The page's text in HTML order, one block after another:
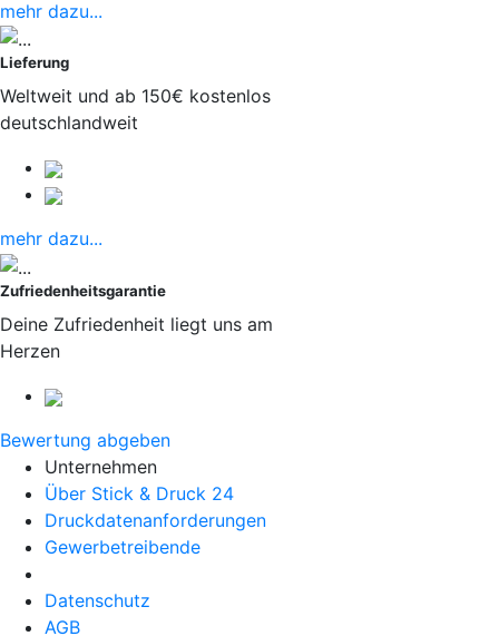
mehr dazu...
Lieferung
Weltweit und ab 150€ kostenlos
deutschlandweit
mehr dazu...
Zufriedenheitsgarantie
Deine Zufriedenheit liegt uns am
Herzen
Bewertung abgeben
Unternehmen
Über Stick & Druck 24
Druckdatenanforderungen
Gewerbetreibende
Datenschutz
AGB